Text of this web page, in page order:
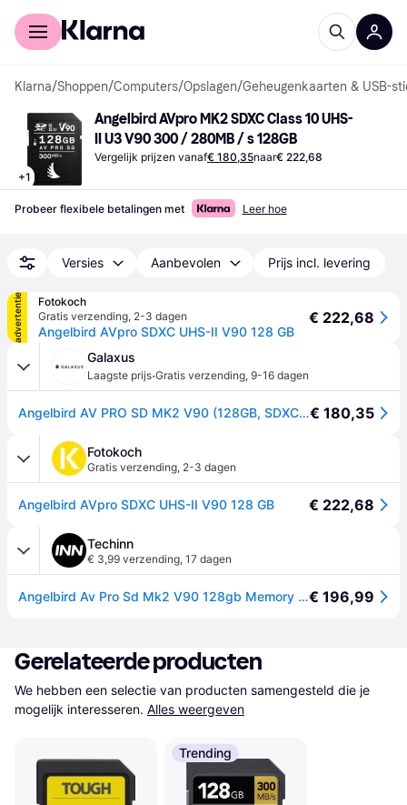
Voor shoppers
Klarna/Shoppen/Computers/Opslagen/Geheugenkaarten & USB-
+1
Angelbird AVpro MK2 SDXC Class 10 UHS-
II U3 ​​V90 300 / 280MB / s 128GB
Vergelijk prijzen vanaf€ 180,35naar€ 222,68
Probeer flexibele betalingen met Leer hoe
Versies Aanbevolen Prijs incl. levering
advertentie
Fotokoch
Gratis verzending, 2-3 dagen
Angelbird AVpro SDXC UHS-II V90 128 GB
€ 222,68
Galaxus
Laagste prijs·Gratis verzending, 9-16 dagen
Angelbird AV PRO SD MK2 V90 (128GB, SDXC, U3, UHS-II), Geheugenkaart, Zwart€ 180,35
Fotokoch
Gratis verzending, 2-3 dagen
Angelbird AVpro SDXC UHS-II V90 128 GB € 222,68
Techinn
€ 3,99 verzending, 17 dagen
Angelbird Av Pro Sd Mk2 V90 128gb Memory Card Zilver€ 196,99
Gerelateerde producten
We hebben een selectie van producten samengesteld die je
mogelijk interesseren. Alles weergeven
Trending